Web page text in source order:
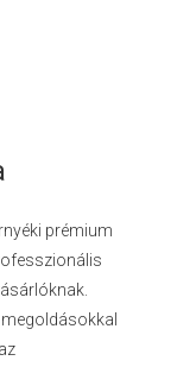
prémium
megoldásokkal